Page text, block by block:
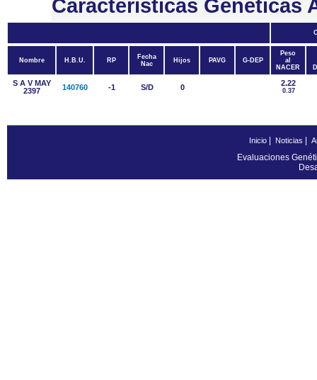
Características Genéticas
Nombre H.B.U. RP
Fecha
Nac
Hijos PAVG G-DEP
Peso
al
NACER
S A V MAY
2397
140760 -1 S/D 0 2.22
0.37
Inicio| Noticias
Evaluaciones